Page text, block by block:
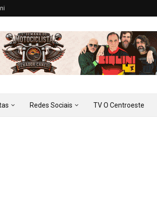
Redes Sociais TV O Centroeste